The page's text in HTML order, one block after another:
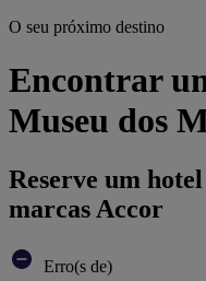
O seu próximo destino
Encontrar
Museu dos
Reserve um
marcas Accor
Erro(s de)